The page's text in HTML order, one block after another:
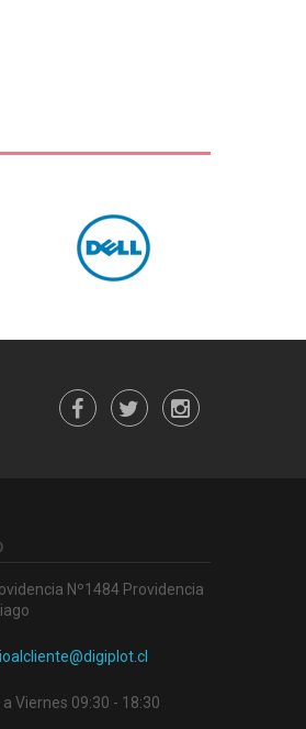
Nº1484 Providencia
a Viernes 09:30 - 18:30